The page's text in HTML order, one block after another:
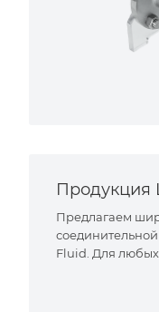
Продукция
Предлагаем
Fluid. Для любых